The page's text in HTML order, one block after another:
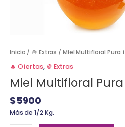
Inicio / 🧅 Extras / Miel Multifloral Pura
🔥 Ofertas, 🧅 Extras
Miel Multifloral
$5900
Más de 1/2 Kg.